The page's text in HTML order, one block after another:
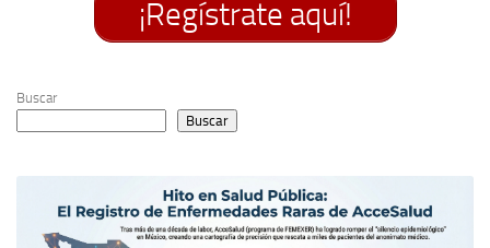
¡Regístrate aquí!
Buscar
Buscar